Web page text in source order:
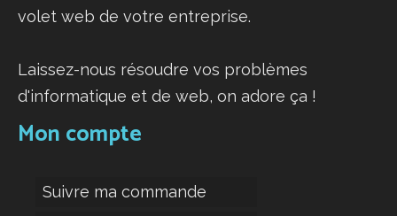
volet web de votre entreprise.
Laissez-nous résoudre vos problèmes
d'informatique et de web, on adore ça !
Mon compte
Suivre ma commande